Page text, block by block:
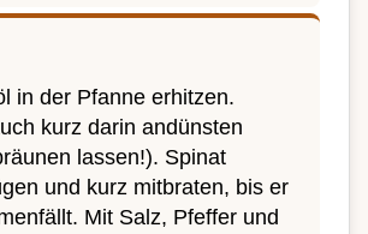
in der Pfanne erhitzen.
kurz darin andünsten
lassen!). Spinat
und kurz mitbraten, bis er
Mit Salz, Pfeffer und